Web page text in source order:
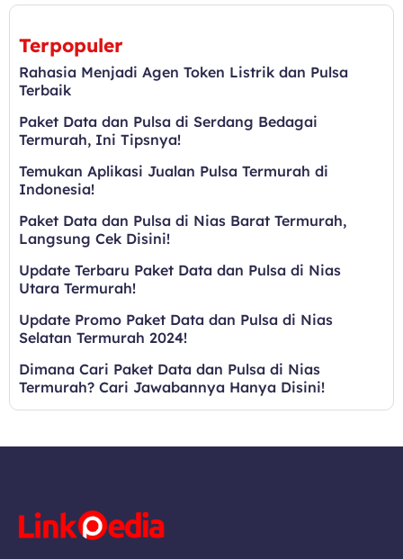
Terpopuler
Rahasia Menjadi Agen Token Listrik dan Pulsa
Terbaik
Paket Data dan Pulsa di Serdang Bedagai
Termurah, Ini Tipsnya!
Temukan Aplikasi Jualan Pulsa Termurah di
Indonesia!
Paket Data dan Pulsa di Nias Barat Termurah,
Langsung Cek Disini!
Update Terbaru Paket Data dan Pulsa di Nias
Utara Termurah!
Update Promo Paket Data dan Pulsa di Nias
Selatan Termurah 2024!
Dimana Cari Paket Data dan Pulsa di Nias
Termurah? Cari Jawabannya Hanya Disini!